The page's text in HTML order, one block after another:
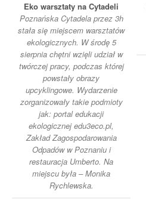
Eko warsztaty na Cytadeli
Poznańska Cytadela przez 3h
stała się miejscem warsztatów
ekologicznych. W środę 5
sierpnia chętni wzięli udział w
twórczej pracy, podczas której
powstały obrazy
upcyklingowe. Wydarzenie
zorganizowały takie podmioty
jak: portal edukacji
ekologicznej edu3eco.pl,
Zakład Zagospodarowania
Odpadów w Poznaniu i
restauracja Umberto. Na
miejscu była – Monika
Rychlewska.